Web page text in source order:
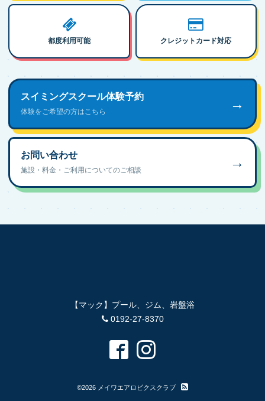
都度利用可能 クレジットカード対応
スイミングスクール体験予約
体験をご希望の方はこちら →
お問い合わせ
施設・料金・ご利用についてのご相談 →
【マック】プール、ジム、岩盤浴
0192-27-8370
©2026 メイワエアロビクスクラブ